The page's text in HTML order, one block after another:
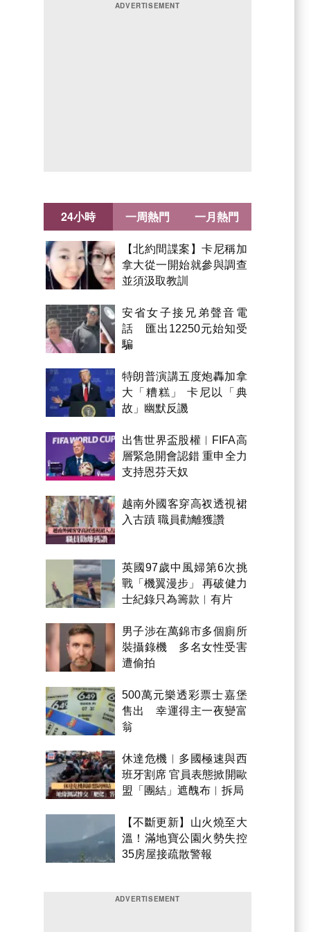
24小時
【北約間諜案】卡尼稱加
拿大從一開始就參與調查
並須汲取教訓
安省女子接兄弟聲音電
話 匯出12250元始知受
騙
特朗普演講五度炮轟加拿
大「糟糕」 卡尼以「典
故」幽默反譏
出售世界盃股權︱FIFA高
層緊急開會認錯 重申全力
支持恩芬天奴
越南外國客穿高衩透視裙
入古蹟 職員勸離獲讚
英國97歲中風婦第6次挑
戰「機翼漫步」 再破健力
士紀錄只為籌款︱有片
男子涉在萬錦市多個廁所
裝攝錄機 多名女性受害
遭偷拍
500萬元樂透彩票士嘉堡
售出 幸運得主一夜變富
翁
休達危機︱多國極速與西
班牙割席 官員表態掀開歐
盟「團結」遮醜布︱拆局
【不斷更新】山火燒至大
溫！滿地寶公園火勢失控
35房屋接疏散警報
一周熱門 一月熱門